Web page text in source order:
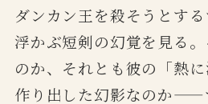
ダンカン王を殺そうとす
浮かぶ短剣の幻覚を見る
のか、それとも彼の「熱
作り出した幻影なのか——